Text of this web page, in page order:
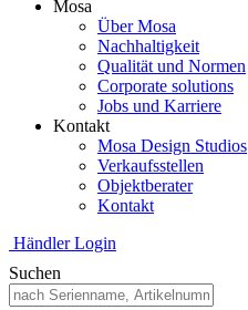
Mosa
Über Mosa
Nachhaltigkeit
Qualität und Normen
Corporate solutions
Jobs und Karriere
Kontakt
Mosa Design Studios
Verkaufsstellen
Objektberater
Kontakt
Händler Login
Suchen